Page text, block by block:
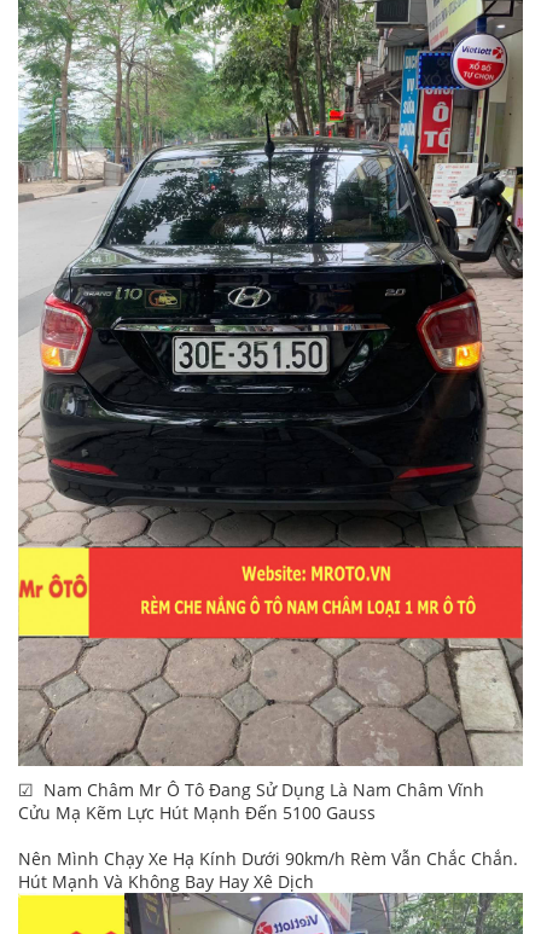
☑ Nam Châm Mr Ô Tô Đang Sử Dụng Là Nam Châm Vĩnh
Cửu Mạ Kẽm Lực Hút Mạnh Đến 5100 Gauss
Nên Mình Chạy Xe Hạ Kính Dưới 90km/h Rèm Vẫn Chắc Chắn.
Hút Mạnh Và Không Bay Hay Xê Dịch